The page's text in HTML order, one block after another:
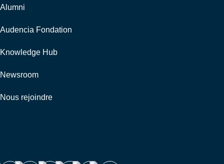
Alumni
Audencia Fondation
Knowledge Hub
Newsroom
Nous rejoindre